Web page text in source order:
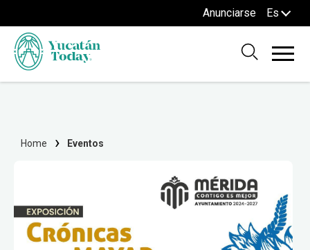
Anunciarse Es
Home Eventos